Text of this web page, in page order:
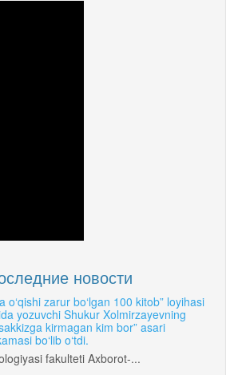
новости
o‘qishi zarur bo‘lgan 100 kitob” loyihasi
yozuvchi Shukur Xolmirzayevning
kirmagan kim bor” asari
bo‘lib o‘tdi.
fakulteti Axborot-...